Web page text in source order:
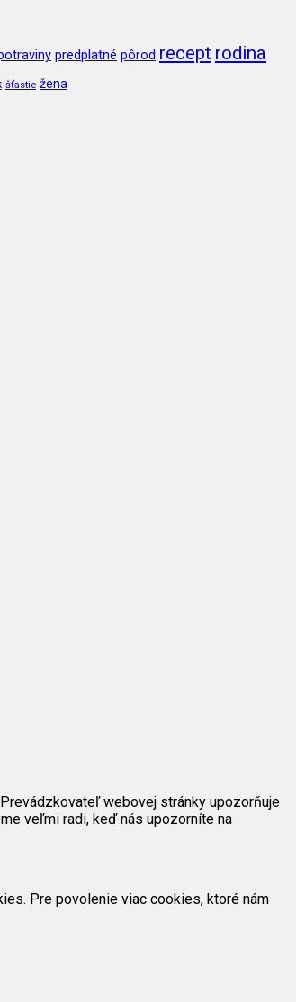
predplatné pôrod recept rodina
šťastie žena
webovej stránky upozorňuje
veľmi radi, keď nás upozorníte na
Pre povolenie viac cookies, ktoré nám